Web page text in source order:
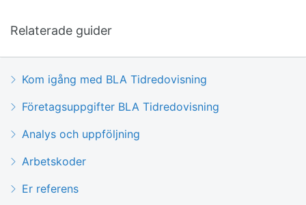
Relaterade guider
Kom igång med BLA Tidredovisning
Företagsuppgifter BLA Tidredovisning
Analys och uppföljning
Arbetskoder
Er referens